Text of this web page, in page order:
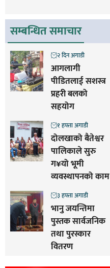
सम्बन्धित समाचार
आगलागी
पीडितलाई सशस्त्र
प्रहरी बलको
सहयोग
२ दिन अगाडी
दोलखाको बैतेश्वर
पालिकाले सुरु
ग¥यो भूमी
व्यवस्थापनको काम
१ हफ्ता अगाडी
भानु जयन्तिमा
पुस्तक सार्वजनिक
तथा पुरस्कार
वितरण
३ हफ्ता अगाडी